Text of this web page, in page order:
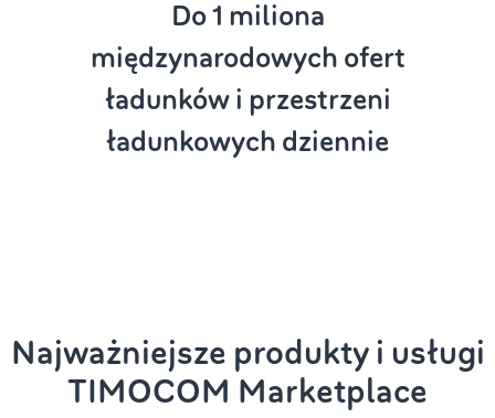
Do 1 miliona
międzynarodowych ofert
ładunków i przestrzeni
ładunkowych dziennie
Najważniejsze produkty i usługi
TIMOCOM Marketplace